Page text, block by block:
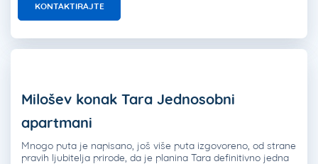
KONTAKTIRAJTE
Milošev konak Tara Jednosobni
apartmani
Mnogo puta je napisano, još više puta izgovoreno, od strane
pravih ljubitelja prirode, da je planina Tara definitivno jedna